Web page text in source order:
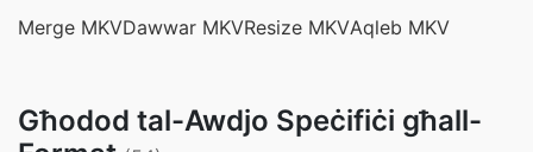
Merge MKVDawwar MKVResize MKVAqleb MKV
Għodod tal-Awdjo Speċifiċi għall-